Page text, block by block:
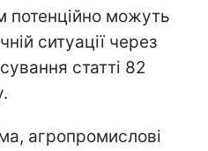
потенційно можуть
ситуації через
статті 82
агропромислові